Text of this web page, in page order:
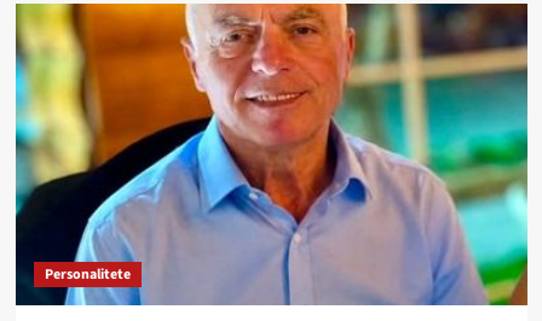
Personalitete